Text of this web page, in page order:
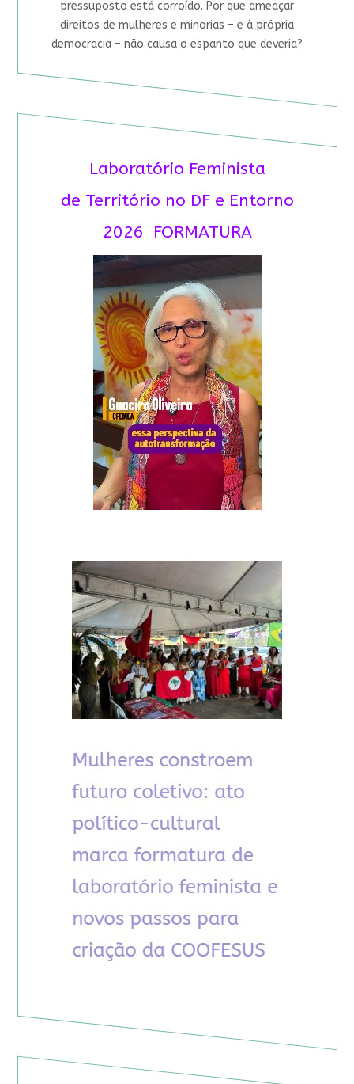
pressuposto está corroído. Por que ameaçar
direitos de mulheres e minorias – e à própria
democracia – não causa o espanto que deveria?
Laboratório Feminista
de Território no DF e Entorno
2026 FORMATURA